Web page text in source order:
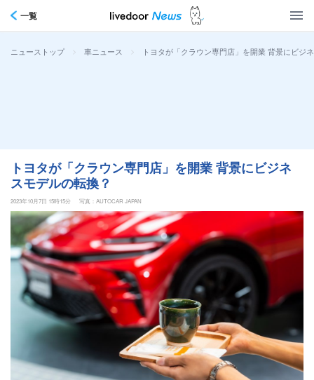
一覧
ニューストップ > 車ニュース > トヨタが「クラウン専門店」を開業 背景にビジ
トヨタが「クラウン専門店」を開業 背景にビジネ
スモデルの転換？
2023年10月7日 15時15分 写真：AUTOCAR JAPAN